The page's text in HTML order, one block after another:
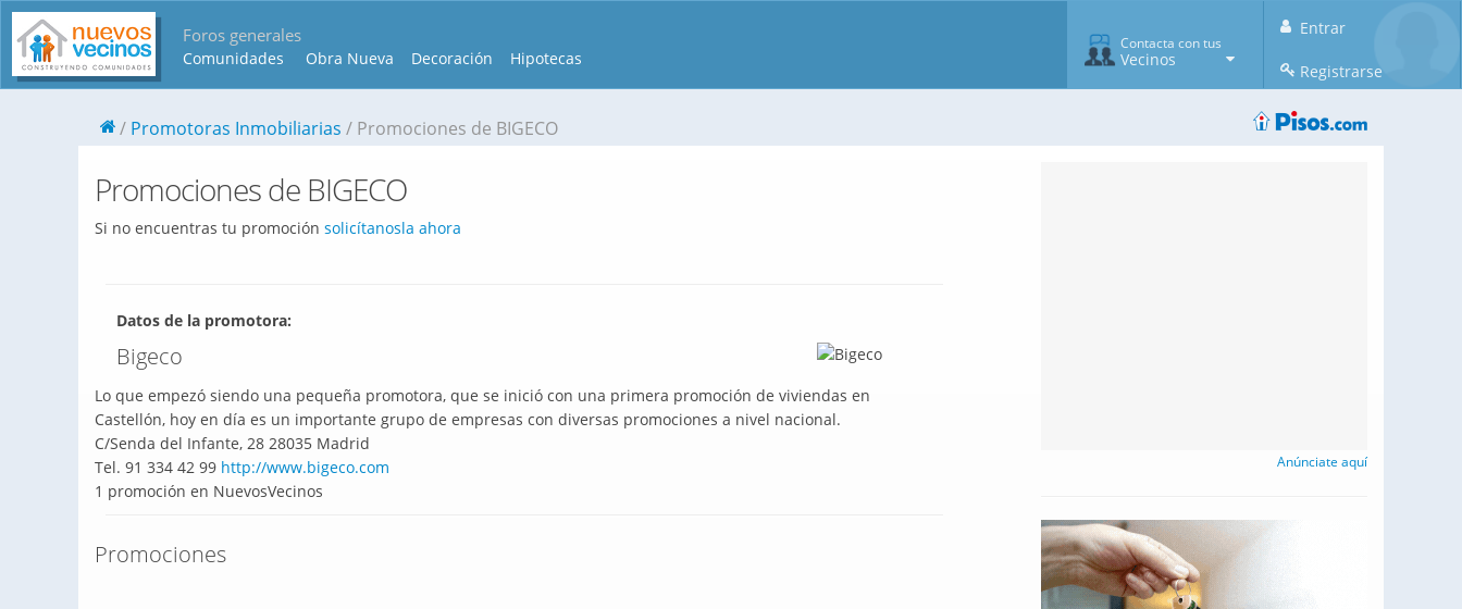
Foros generales
Comunidades Obra Nueva Decoración Hipotecas
Entrar
Registrarse
Contacta con tus
Vecinos
Promotoras Inmobiliarias Promociones de BIGECO
Promociones de BIGECO
Si no encuentras tu promoción solicítanosla ahora
Datos de la promotora:
Bigeco
Lo que empezó siendo una pequeña promotora, que se inició con una primera promoción de viviendas en
Castellón, hoy en día es un importante grupo de empresas con diversas promociones a nivel nacional.
C/Senda del Infante, 28 28035 Madrid
Tel. 91 334 42 99 http://www.bigeco.com
1 promoción en NuevosVecinos
Promociones
Anúnciate aquí